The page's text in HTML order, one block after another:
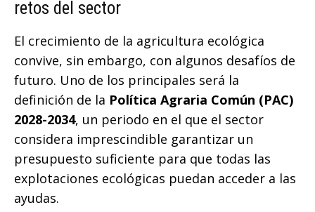
retos del sector
El crecimiento de la agricultura ecológica
convive, sin embargo, con algunos desafíos de
futuro. Uno de los principales será la
definición de la Política Agraria Común (PAC)
2028-2034, un periodo en el que el sector
considera imprescindible garantizar un
presupuesto suficiente para que todas las
explotaciones ecológicas puedan acceder a las
ayudas.